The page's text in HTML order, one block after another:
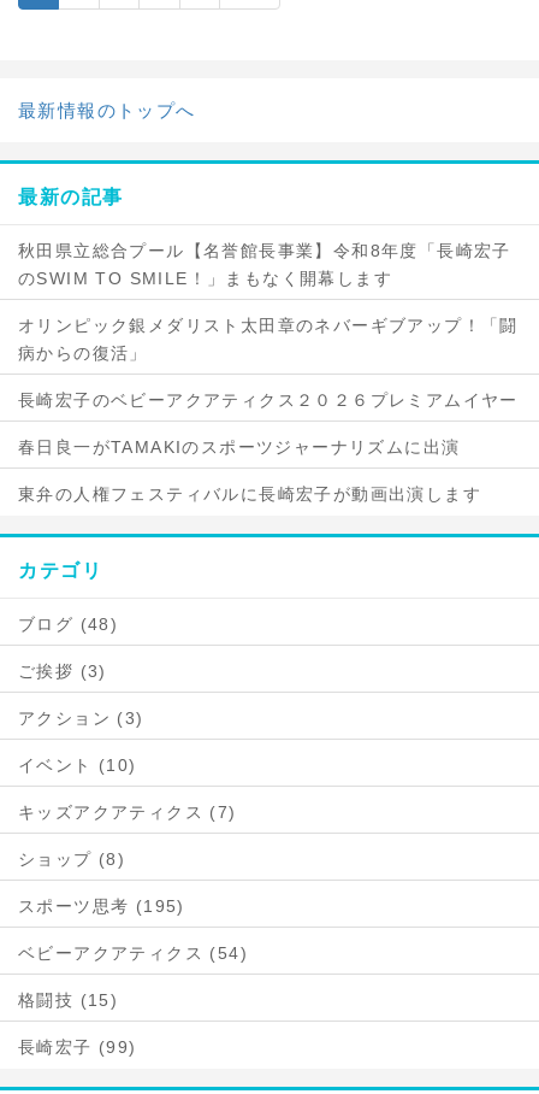
最新情報のトップへ
最新の記事
秋田県立総合プール【名誉館長事業】令和8年度「長崎宏子
のSWIM TO SMILE！」まもなく開幕します
オリンピック銀メダリスト太田章のネバーギブアップ！「闘
病からの復活」
長崎宏子のベビーアクアティクス２０２６プレミアムイヤー
春日良一がTAMAKIのスポーツジャーナリズムに出演
東弁の人権フェスティバルに長崎宏子が動画出演します
カテゴリ
ブログ (48)
ご挨拶 (3)
アクション (3)
イベント (10)
キッズアクアティクス (7)
ショップ (8)
スポーツ思考 (195)
ベビーアクアティクス (54)
格闘技 (15)
長崎宏子 (99)